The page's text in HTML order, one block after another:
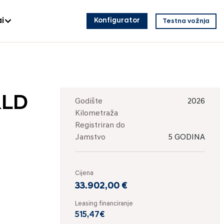
Konfigurator Testna vožnja
Godište
2026
Kilometraža
Registriran do
Jamstvo
5 GODINA
Cijena
33.902,00 €
Leasing financiranje
515,47€